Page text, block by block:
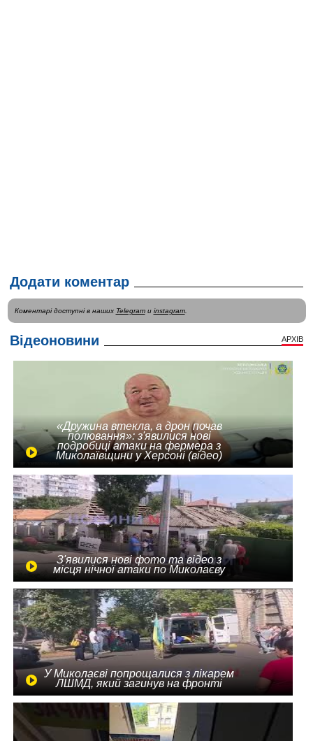
Додати коментар
Коментарі доступні в наших Telegramи instagram.
Відеоновини АРХІВ
«Дружина втекла, а дрон почав
полювання»: з'явилися нові
подробиці атаки на фермера з
Миколаївщини у Херсоні (відео)
З'явилися нові фото та відео з
місця нічної атаки по Миколаєву
У Миколаєві попрощалися з лікарем
ЛШМД, який загинув на фронті